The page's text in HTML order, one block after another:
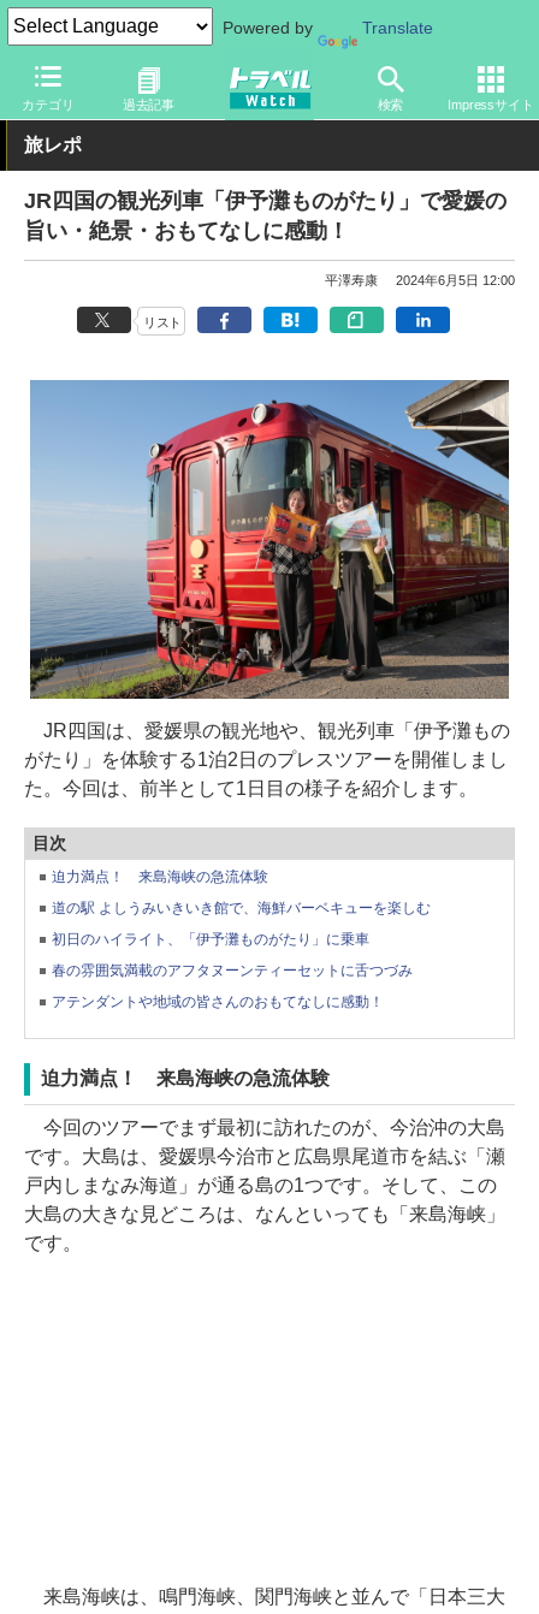
Powered by Translate
カテゴリ 過去記事 検索 Impressサイト
トラベル Watch 企業・政府・官庁 鉄道 JR
旅レポ
JR四国の観光列車「伊予灘ものがたり」で愛媛の
旨い・絶景・おもてなしに感動！
平澤寿康 2024年6月5日 12:00
リスト
JR四国は、愛媛県の観光地や、観光列車「伊予灘もの
がたり」を体験する1泊2日のプレスツアーを開催しまし
た。今回は、前半として1日目の様子を紹介します。
目次
迫力満点！ 来島海峡の急流体験
道の駅 よしうみいきいき館で、海鮮バーベキューを楽しむ
初日のハイライト、「伊予灘ものがたり」に乗車
春の雰囲気満載のアフタヌーンティーセットに舌つづみ
アテンダントや地域の皆さんのおもてなしに感動！
迫力満点！ 来島海峡の急流体験
今回のツアーでまず最初に訪れたのが、今治沖の大島
です。大島は、愛媛県今治市と広島県尾道市を結ぶ「瀬
戸内しまなみ海道」が通る島の1つです。そして、この
大島の大きな見どころは、なんといっても「来島海峡」
です。
来島海峡は、鳴門海峡、関門海峡と並んで「日本三大